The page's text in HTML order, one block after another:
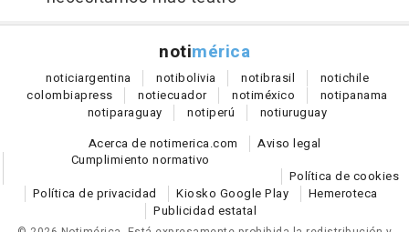
notimérica
noticiargentina notibolivia notibrasil notichile
colombiapress notiecuador notiméxico notipanama
notiparaguay notiperú notiuruguay
Acerca de notimerica.com
Aviso legal
Cumplimiento normativo
Política de cookies
Política de privacidad
Kiosko Google Play
Hemeroteca
Publicidad estatal